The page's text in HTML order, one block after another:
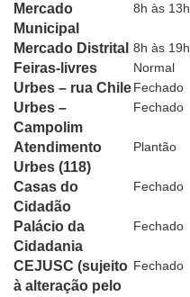
Mercado
Municipal
8h às 13h
Mercado Distrital 8h às 19h
Feiras-livres Normal
Urbes – rua ChileFechado
Urbes –
Campolim
Fechado
Atendimento
Urbes (118)
Plantão
Casas do
Cidadão
Fechado
Palácio da
Cidadania
Fechado
CEJUSC (sujeito
à alteração pelo
Fechado